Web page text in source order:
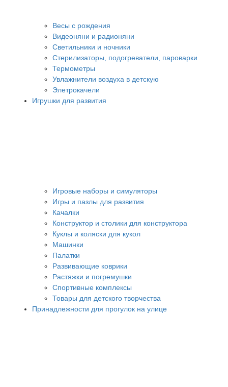
Весы с рождения
Видеоняни и радионяни
Светильники и ночники
Стерилизаторы, подогреватели, пароварки
Термометры
Увлажнители воздуха в детскую
Элетрокачели
Игрушки для развития
Игровые наборы и симуляторы
Игры и пазлы для развития
Качалки
Конструктор и столики для конструктора
Куклы и коляски для кукол
Машинки
Палатки
Развивающие коврики
Растяжки и погремушки
Спортивные комплексы
Товары для детского творчества
Принадлежности для прогулок на улице